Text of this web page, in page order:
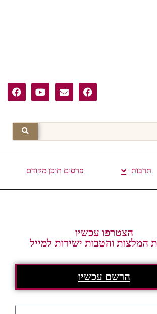
תרבות פרסום תוכן מקודם
הצטרפו עכשיו
המלצות והטבות ישירות למייל
הרשם עכשיו